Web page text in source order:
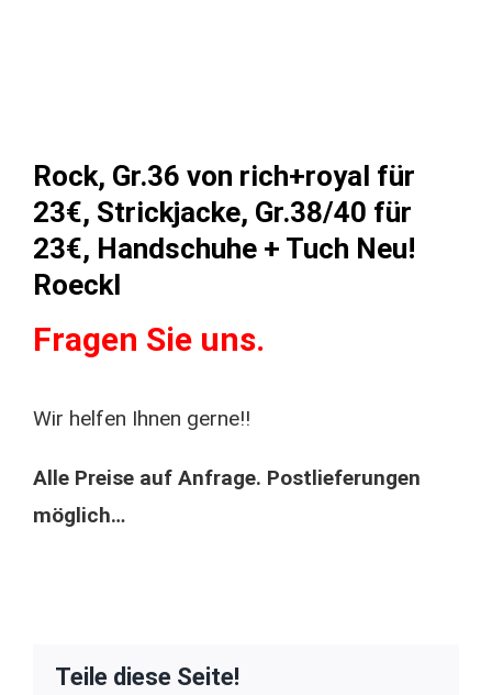
Rock, Gr.36 von rich+royal für
23€, Strickjacke, Gr.38/40 für
23€, Handschuhe + Tuch Neu!
Roeckl
Fragen Sie uns.
Wir helfen Ihnen gerne!!
Alle Preise auf Anfrage. Postlieferungen
möglich…
Teile diese Seite!